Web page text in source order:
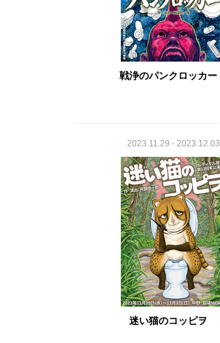
戦浄のパンクロッカー
2023.11.29 - 2023.12.03
迷い猫のコッピヲ